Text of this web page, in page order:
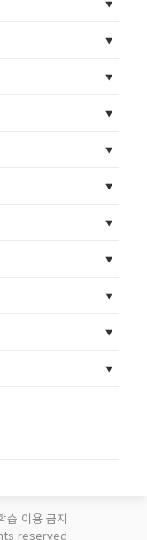
습 이용 금지
reserved